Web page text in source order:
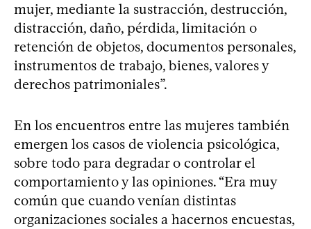
mujer, mediante la sustracción, destrucción,
distracción, daño, pérdida, limitación o
retención de objetos, documentos personales,
instrumentos de trabajo, bienes, valores y
derechos patrimoniales”.
En los encuentros entre las mujeres también
emergen los casos de violencia psicológica,
sobre todo para degradar o controlar el
comportamiento y las opiniones. “Era muy
común que cuando venían distintas
organizaciones sociales a hacernos encuestas,